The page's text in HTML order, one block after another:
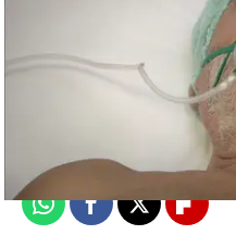
06 de agosto
WhatsappFacebook
X